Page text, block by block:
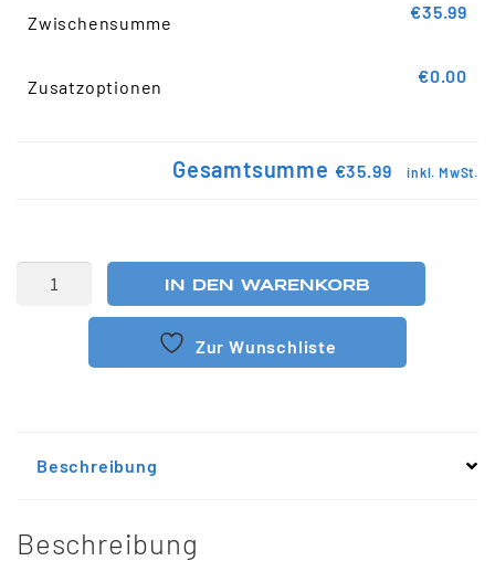
Zwischensumme
€35.99
Zusatzoptionen
€0.00
Gesamtsumme €35.99 inkl. MwSt.
IN DEN WARENKORB
Zur Wunschliste
Beschreibung
Beschreibung